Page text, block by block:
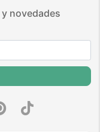
novedades